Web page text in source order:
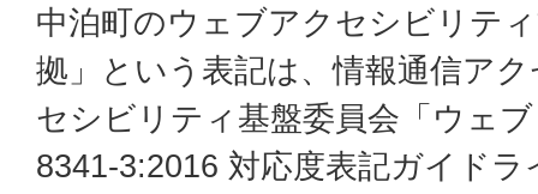
中泊町のウェブアクセシビリテ
拠」という表記は、情報通信ア
セシビリティ基盤委員会「ウェ
8341-3:2016 対応度表記ガイド